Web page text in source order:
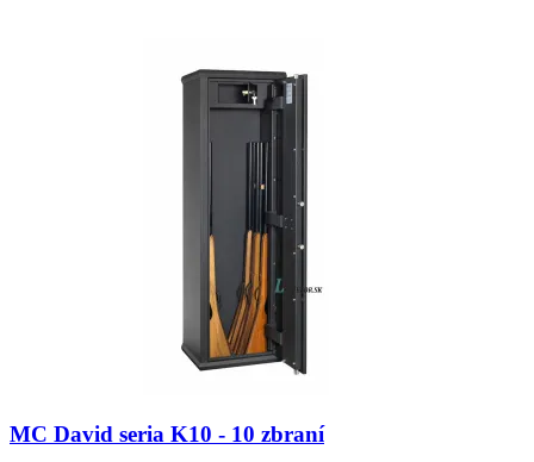
MC David seria K10 - 10 zbraní